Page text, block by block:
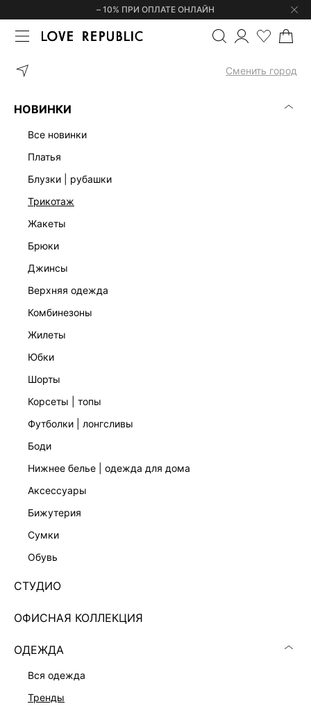
– 10% ПРИ ОПЛАТЕ ОНЛАЙН
Сменить город
НОВИНКИ
все новинки
платья
блузки | рубашки
трикотаж
жакеты
брюки
джинсы
верхняя одежда
комбинезоны
жилеты
юбки
шорты
корсеты | топы
футболки | лонгсливы
боди
нижнее белье | одежда для дома
аксессуары
бижутерия
сумки
обувь
СТУДИО
ОФИСНАЯ КОЛЛЕКЦИЯ
ОДЕЖДА
вся одежда
тренды
ГЛАВНАЯ БОДИ С
3 599 ₽
ЦВЕТ:РОЗОВЫЙ
РАЗМЕР